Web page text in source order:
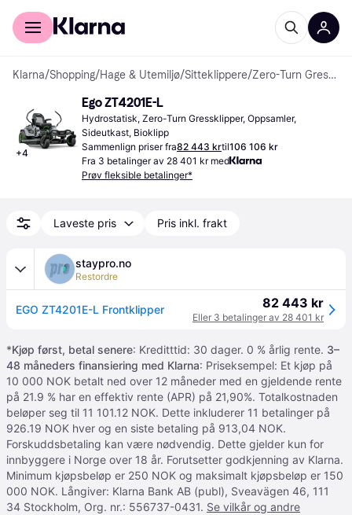
For kunder
Klarna/Shopping/Hage & Utemiljø/Sitteklippere/ Zero-Turn Gressklippere
+4
Ego ZT4201E-L
Hydrostatisk, Zero-Turn Gressklipper, Oppsamler,
Sideutkast, Bioklipp
Sammenlign priser fra82 443 krtil106 106 kr
Fra 3 betalinger av 28 401 kr med
Prøv fleksible betalinger*
Laveste pris Pris inkl. frakt
staypro.no
Restordre
EGO ZT4201E-L Frontklipper 82 443 kr
Eller 3 betalinger av 28 401 kr
*Kjøp først, betal senere: Kreditttid: 30 dager. 0 % årlig rente. 3–
48 måneders finansiering med Klarna: Priseksempel: Et kjøp på
10 000 NOK betalt ned over 12 måneder med en gjeldende rente
på 21.9 % har en effektiv rente (APR) på 21,90%. Totalkostnaden
beløper seg til 11 101.12 NOK. Dette inkluderer 11 betalinger på
926.19 NOK hver og en siste betaling på 913,04 NOK.
Forskuddsbetaling kan være nødvendig. Dette gjelder kun for
innbyggere i Norge over 18 år. Forutsetter godkjenning av Klarna.
Minimum kjøpsbeløp er 250 NOK og maksimalt kjøpsbeløp er 150
000 NOK. Långiver: Klarna Bank AB (publ), Sveavägen 46, 111
34 Stockholm, Org. nr.: 556737-0431. Se vilkår og andre